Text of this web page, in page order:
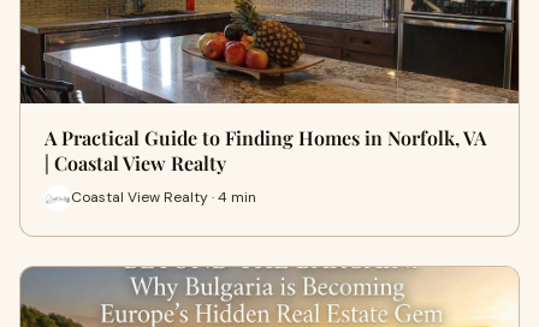
A Practical Guide to Finding Homes in Norfolk, VA
| Coastal View Realty
Coastal View Realty · 4 min